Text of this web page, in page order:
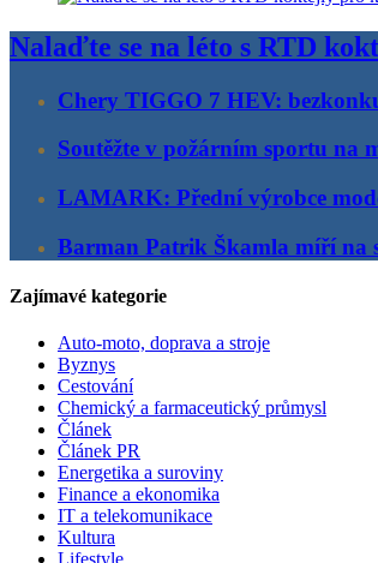
Nalaďte se na léto s RTD
Chery TIGGO 7 HEV:
Soutěžte v požárním sportu na
LAMARK: Přední výrobce
Barman Patrik Škamla míří na
Zajímavé kategorie
Auto-moto, doprava a stroje
Byznys
Cestování
Chemický a farmaceutický průmysl
Článek
Článek PR
Energetika a suroviny
Finance a ekonomika
IT a telekomunikace
Kultura